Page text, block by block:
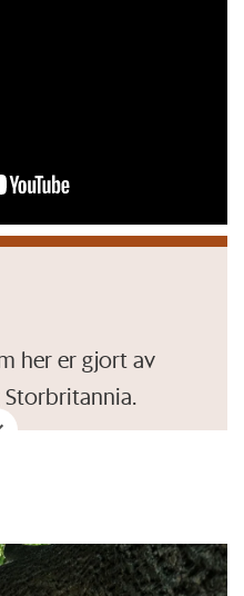
her er gjort av
of